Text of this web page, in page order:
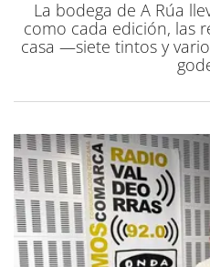
La bodega de A Rúa
como cada edición, las
casa —siete tintos y